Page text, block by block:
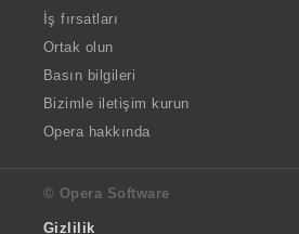
İş fırsatları
Ortak olun
Basın bilgileri
Bizimle iletişim kurun
Opera hakkında
© Opera Software
Gizlilik